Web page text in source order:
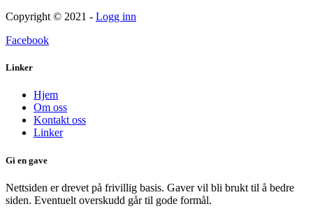
Copyright © 2021 - Logg inn
Facebook
Linker
Hjem
Om oss
Kontakt oss
Linker
Gi en gave
Nettsiden er drevet på frivillig basis. Gaver vil bli brukt til å bedre
siden. Eventuelt overskudd går til gode formål.